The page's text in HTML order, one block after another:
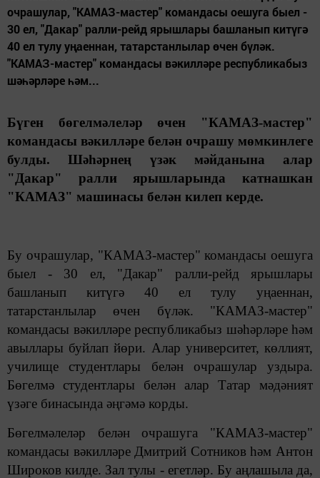
очрашулар, "КАМАЗ-мастер" командасы оешуга быел -
30 ел, "Дакар" ралли-рейд ярышлары башланып китүгә
40 ел тулу уңаеннан, татарстанлылар өчен бүләк.
"КАМАЗ-мастер" командасы вәкилләре республикабыз
шәһәрләре һәм...
Бүген бөгелмәлеләр өчен "КАМАЗ-мастер"
командасы вәкилләре белән очрашу мөмкинлеге
булды. Шәһәрнең үзәк мәйданына алар
"Дакар" ралли ярышларында катнашкан
"КАМАЗ" машинасы белән килеп керде.
Бу очрашулар, "КАМАЗ-мастер" командасы оешуга
быел - 30 ел, "Дакар" ралли-рейд ярышлары
башланып китүгә 40 ел тулу уңаеннан,
татарстанлылар өчен бүләк. "КАМАЗ-мастер"
командасы вәкилләре республикабыз шәһәрләре һәм
авыллары буйлап йөри. Алар университет, көллият,
училище студентлары белән очрашулар уздыра.
Бөгелмә студентлары белән алар Татар мәдәният
үзәге бинасында әңгәмә корды.
Бөгелмәлеләр белән очрашуга "КАМАЗ-мастер"
командасы вәкилләре Дмитрий Сотников һәм Антон
Широков килде. Зал тулы - егетләр. Бу аңлашыла да,